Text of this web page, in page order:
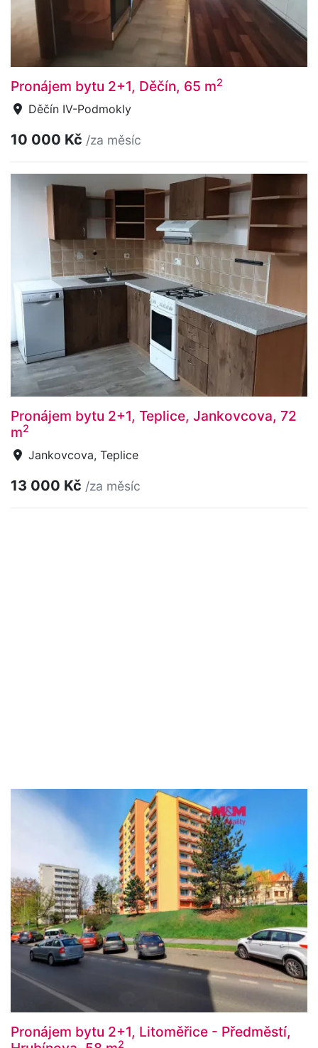
Pronájem bytu 2+1, Děčín, 65 m2
Děčín IV-Podmokly
10 000 Kč /za měsíc
Pronájem bytu 2+1, Teplice, Jankovcova, 72
m2
Jankovcova, Teplice
13 000 Kč /za měsíc
Pronájem bytu 2+1, Litoměřice - Předměstí,
2